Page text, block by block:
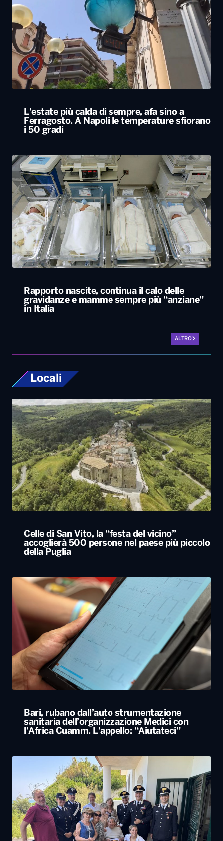
L’estate più calda di sempre, afa sino a
Ferragosto. A Napoli le temperature sfiorano
i 50 gradi
Rapporto nascite, continua il calo delle
gravidanze e mamme sempre più “anziane”
in Italia
ALTRO
Locali
Celle di San Vito, la “festa del vicino”
accoglierà 500 persone nel paese più piccolo
della Puglia
Bari, rubano dall’auto strumentazione
sanitaria dell’organizzazione Medici con
l’Africa Cuamm. L’appello: “Aiutateci”